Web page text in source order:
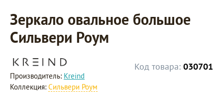
Зеркало овальное большое
Сильвери Роум
Код товара: 030701
Производитель: Kreind
Коллекция: Сильвери Роум